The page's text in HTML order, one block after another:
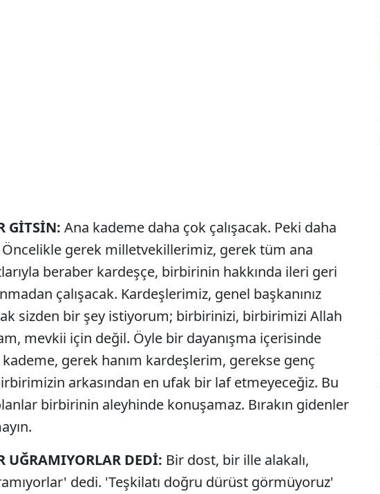
GİTSİN: Ana kademe daha çok çalışacak. Peki daha
Öncelikle gerek milletvekillerimiz, gerek tüm ana
beraber kardeşçe, birbirinin hakkında ileri geri
çalışacak. Kardeşlerimiz, genel başkanınız
sizden bir şey istiyorum; birbirinizi, birbirimizi Allah
mevkii için değil. Öyle bir dayanışma içerisinde
kademe, gerek hanım kardeşlerim, gerekse genç
arkasından en ufak bir laf etmeyeceğiz. Bu
birbirinin aleyhinde konuşamaz. Bırakın gidenler
UĞRAMIYORLAR DEDİ: Bir dost, bir ille alakalı,
dedi. 'Teşkilatı doğru dürüst görmüyoruz'